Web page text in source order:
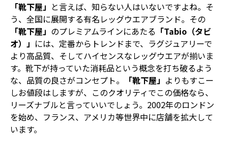
「靴下屋」 と言えば、知らない人はいないですよね。そ
う、全国に展開する有名レッグウエアブランド。その
「靴下屋」 のプレミアムラインにあたる 「Tabio（タビ
オ）」 には、定番からトレンドまで、ラグジュアリーで
より高品質、そしてハイセンスなレッグウエアが揃いま
す。靴下が持っていた消耗品という概念を打ち破るよう
な、品質の良さがコンセプト。
「靴下屋」 よりもすこー
しお値段はしますが、このクオリティでこの価格なら、
リーズナブルと言っていいでしょう。2002年のロンドン
を始め、フランス、アメリカ等世界中に店舗を拡大して
います。